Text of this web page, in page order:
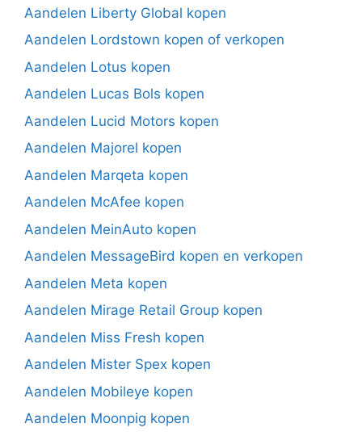
Aandelen Liberty Global kopen
Aandelen Lordstown kopen of verkopen
Aandelen Lotus kopen
Aandelen Lucas Bols kopen
Aandelen Lucid Motors kopen
Aandelen Majorel kopen
Aandelen Marqeta kopen
Aandelen McAfee kopen
Aandelen MeinAuto kopen
Aandelen MessageBird kopen en verkopen
Aandelen Meta kopen
Aandelen Mirage Retail Group kopen
Aandelen Miss Fresh kopen
Aandelen Mister Spex kopen
Aandelen Mobileye kopen
Aandelen Moonpig kopen